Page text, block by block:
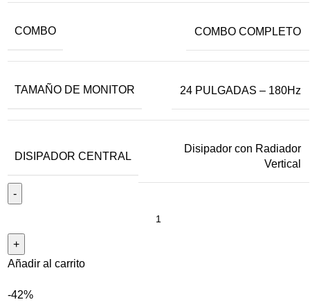
COMBO COMBO COMPLETO
TAMAÑO DE MONITOR 24 PULGADAS – 180Hz
DISIPADOR CENTRAL
Disipador con Radiador
Vertical
Añadir al carrito
-42%